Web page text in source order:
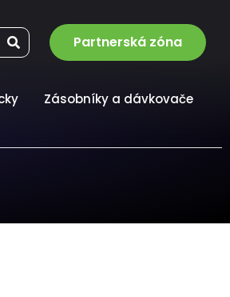
Partnerská zóna
Zásobníky a dávkovače